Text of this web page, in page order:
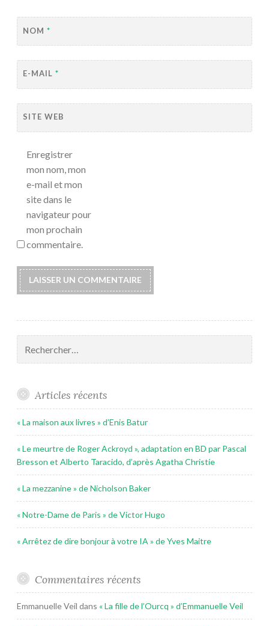
NOM *
E-MAIL *
SITE WEB
Enregistrer
mon nom, mon
e-mail et mon
site dans le
navigateur pour
mon prochain
commentaire.
Articles récents
« La maison aux livres » d’Enis Batur
« Le meurtre de Roger Ackroyd », adaptation en BD par Pascal
Bresson et Alberto Taracido, d’après Agatha Christie
« La mezzanine » de Nicholson Baker
« Notre-Dame de Paris » de Victor Hugo
« Arrêtez de dire bonjour à votre IA » de Yves Maitre
Commentaires récents
Emmanuelle Veil dans « La fille de l’Ourcq » d’Emmanuelle Veil